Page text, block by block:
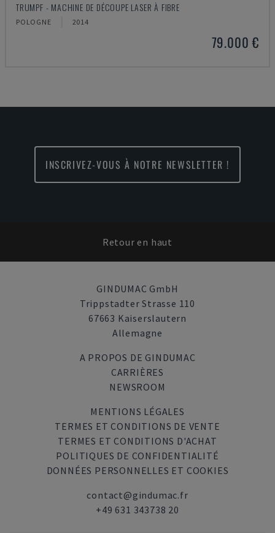
TRUMPF - MACHINE DE DÉCOUPE LASER À FIBRE
POLOGNE 2014
79.000 €
INSCRIVEZ-VOUS À NOTRE NEWSLETTER !
Retour en haut
GINDUMAC GmbH
Trippstadter Strasse 110
67663 Kaiserslautern
Allemagne
A PROPOS DE GINDUMAC
CARRIÈRES
NEWSROOM
MENTIONS LÉGALES
TERMES ET CONDITIONS DE VENTE
TERMES ET CONDITIONS D'ACHAT
POLITIQUES DE CONFIDENTIALITÉ
DONNÉES PERSONNELLES ET COOKIES
contact@gindumac.fr
+49 631 343738 20